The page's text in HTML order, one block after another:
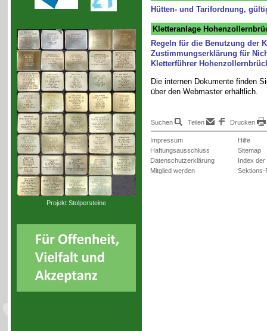
Projekt Stolpersteine
Hütten- und Tarifordnung,
Kletteranlage
Regeln für die Benutzung der
Zustimmungserklärung für
Kletterführer
Die internen Dokumente finden
über den Webmaster erhältlich.
Suchen Teilen Drucken
Impressum
Haftungsausschluss
Datenschutzerklärung
Mitglied werden
Hilfe
Sitemap
Index der
Sektions-